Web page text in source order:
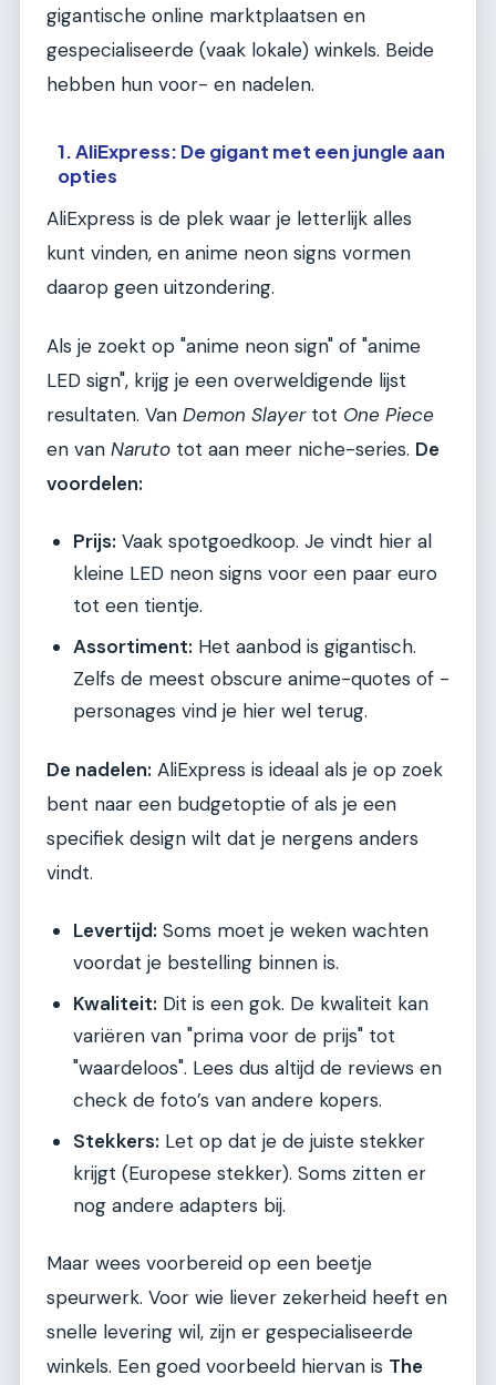
gigantische online marktplaatsen en
gespecialiseerde (vaak lokale) winkels. Beide
hebben hun voor- en nadelen.
1. AliExpress: De gigant met een jungle aan
opties
AliExpress is de plek waar je letterlijk alles
kunt vinden, en anime neon signs vormen
daarop geen uitzondering.
Als je zoekt op "anime neon sign" of "anime
LED sign", krijg je een overweldigende lijst
resultaten. Van Demon Slayertot One Piece
en van Naruto tot aan meer niche-series. De
voordelen:
Prijs: Vaak spotgoedkoop. Je vindt hier al
kleine LED neon signs voor een paar euro
tot een tientje.
Assortiment: Het aanbod is gigantisch.
Zelfs de meest obscure anime-quotes of -
personages vind je hier wel terug.
De nadelen: AliExpress is ideaal als je op zoek
bent naar een budgetoptie of als je een
specifiek design wilt dat je nergens anders
vindt.
Levertijd: Soms moet je weken wachten
voordat je bestelling binnen is.
Kwaliteit: Dit is een gok. De kwaliteit kan
variëren van "prima voor de prijs" tot
"waardeloos". Lees dus altijd de reviews en
check de foto’s van andere kopers.
Stekkers: Let op dat je de juiste stekker
krijgt (Europese stekker). Soms zitten er
nog andere adapters bij.
Maar wees voorbereid op een beetje
speurwerk. Voor wie liever zekerheid heeft en
snelle levering wil, zijn er gespecialiseerde
winkels. Een goed voorbeeld hiervan is The